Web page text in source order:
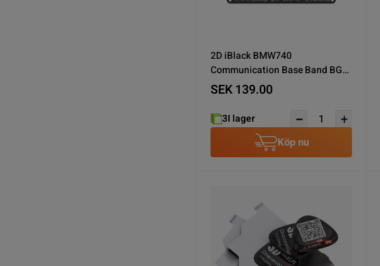
2D iBlack BMW740
Communication Base Band BGA
Reballing - Phone 6
SEK 139.00
3I lager
Köp nu